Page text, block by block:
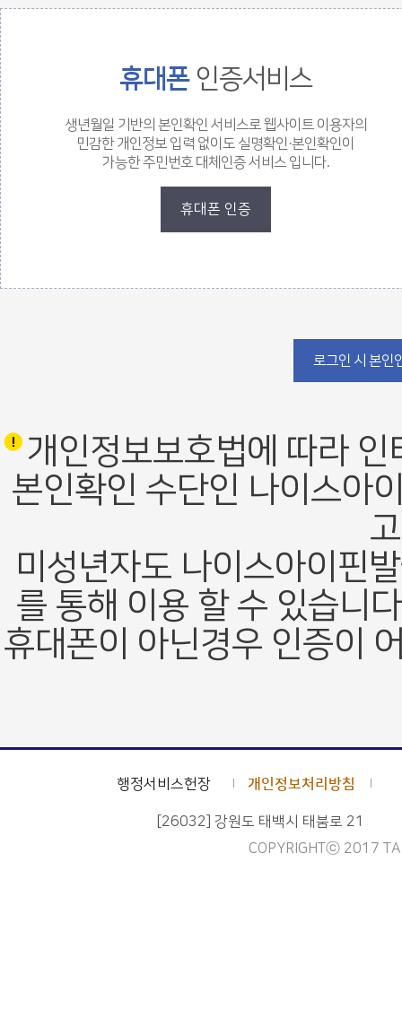
값 체크 폼
휴대폰인증서비스
생년월일 기반의 본인확인 서비스로 웹사이트 이용자의
민감한 개인정보 입력 없이도 실명확인·본인확인이
가능한 주민번호 대체인증 서비스 입니다.
휴대폰 인증
로그인 폼
로그인 시 본인
개인정보보호법에 따라
본인확인 수단인 나이스아
미성년자도 나이스아이핀
를 통해 이용 할 수 있습니
휴대폰이 아닌경우 인증이
행정서비스헌장 개인정보처리방침
[26032] 강원도 태백시 태붐로 21
COPYRIGHTⓒ 2017